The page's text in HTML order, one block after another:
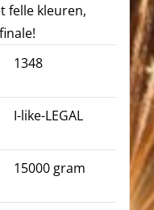
felle kleuren,
1348
I-like-LEGAL
15000 gram